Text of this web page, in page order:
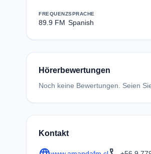
FREQUENZ
89.9 FM
SPRACHE
Spanish
Hörerbewertungen
Noch keine Bewertungen. Seien
Kontakt